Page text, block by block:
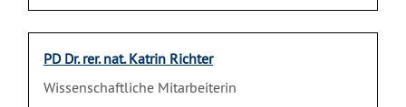
PD Dr. rer. nat. Katrin Richter
Wissenschaftliche Mitarbeiterin